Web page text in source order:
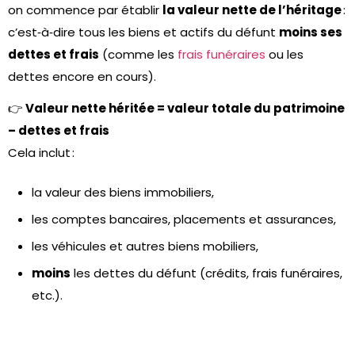
on commence par établir la valeur nette de l’héritage:
c’est‑à‑dire tous les biens et actifs du défunt moins ses
dettes et frais (comme les frais funéraires ou les
dettes encore en cours).
👉Valeur nette héritée = valeur totale du patrimoine
– dettes et frais
Cela inclut :
la valeur des biens immobiliers,
les comptes bancaires, placements et assurances,
les véhicules et autres biens mobiliers,
moins les dettes du défunt (crédits, frais funéraires,
etc.).